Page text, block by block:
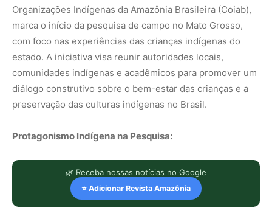
Organizações Indígenas da Amazônia Brasileira (Coiab),
marca o início da pesquisa de campo no Mato Grosso,
com foco nas experiências das crianças indígenas do
estado. A iniciativa visa reunir autoridades locais,
comunidades indígenas e acadêmicos para promover um
diálogo construtivo sobre o bem-estar das crianças e a
preservação das culturas indígenas no Brasil.
Protagonismo Indígena na Pesquisa:
🌿 Receba nossas notícias no Google
⭐ Adicionar Revista Amazônia